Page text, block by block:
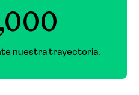
nuestra trayectoria.